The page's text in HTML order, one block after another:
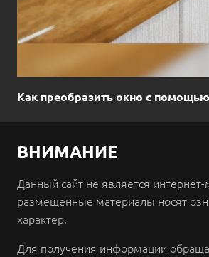
Как преобразить окно с
ВНИМАНИЕ
Данный сайт не является
размещенные материалы носят
характер.
Для получения информации